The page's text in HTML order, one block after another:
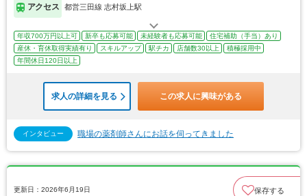
アクセス 都営三田線 志村坂上駅
年収700万円以上可 新卒も応募可能 未経験者も応募可能
住宅補助（手当）あり
産休・育休取得実績有り
スキルアップ 駅チカ 店舗数30以上
積極採用中
年間休日120日以上
求人の詳細を見る この求人に興味がある
インタビュー 職場の薬剤師さんにお話を伺ってきました
更新日：2026年6月19日 保存する